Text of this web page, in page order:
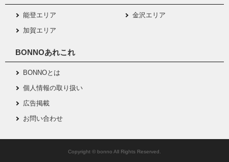
能登エリア
金沢エリア
加賀エリア
BONNOあれこれ
BONNOとは
個人情報の取り扱い
広告掲載
お問い合わせ
Copyright © bonno All Rights Reserved.